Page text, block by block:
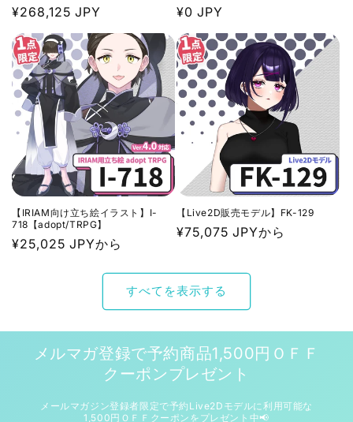
通
常
価
格
¥268,125 JPY
通
常
価
格
¥0 JPY
【IRIAM向け立ち絵イラスト】I-
718【adopt/TRPG】
通
¥25,025 JPYから
【Live2D販売モデル】FK-129
通
価
格
¥75,075 JPYから
すべてを表示する
メルマガ登録で予約商品1,500円ＯＦＦ
クーポンプレゼント
メールマガジン登録者限定で予約Live2Dモデルに利用可能な
1,500円ＯＦＦクーポンをプレゼント中📢